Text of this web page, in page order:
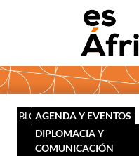
BLOGAGENDA Y EVENTOS
DIPLOMACIA Y
COMUNICACIÓN